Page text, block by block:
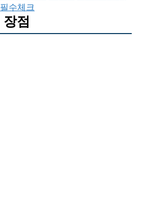
수체크
점